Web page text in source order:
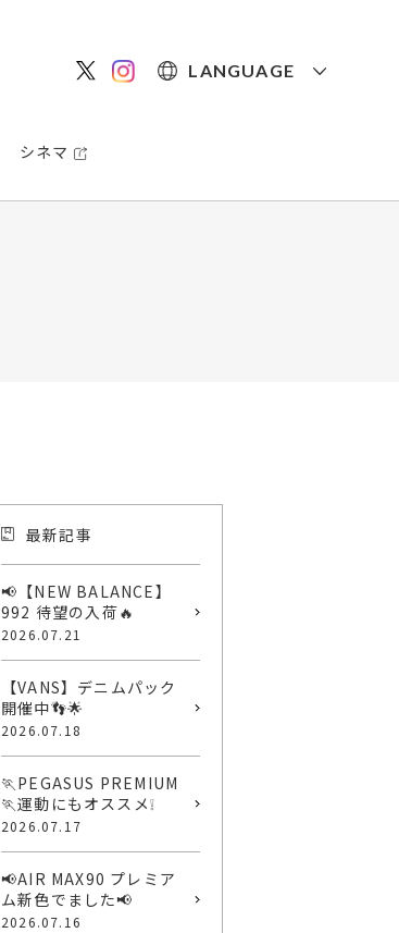
LANGUAGE
シネマ
最新記事
📢【NEW BALANCE】
992 待望の入荷🔥
2026.07.21
【VANS】デニムパック
開催中👣🌟
2026.07.18
🏃PEGASUS PREMIUM
🏃運動にもオススメ❕
2026.07.17
📢AIR MAX90 プレミア
ム新色でました📢
2026.07.16